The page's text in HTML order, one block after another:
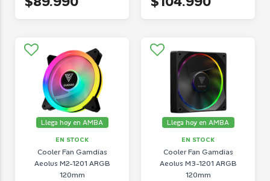
Llega hoy en AMBA
EN STOCK
Cooler Fan Gamdias
Aeolus M2-1201 ARGB
120mm
Llega hoy en AMBA
EN STOCK
Cooler Fan Gamdias
Aeolus M3-1201 ARGB
120mm